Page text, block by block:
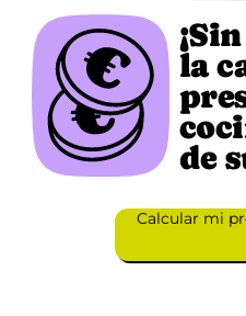
la
de
Calcular mi